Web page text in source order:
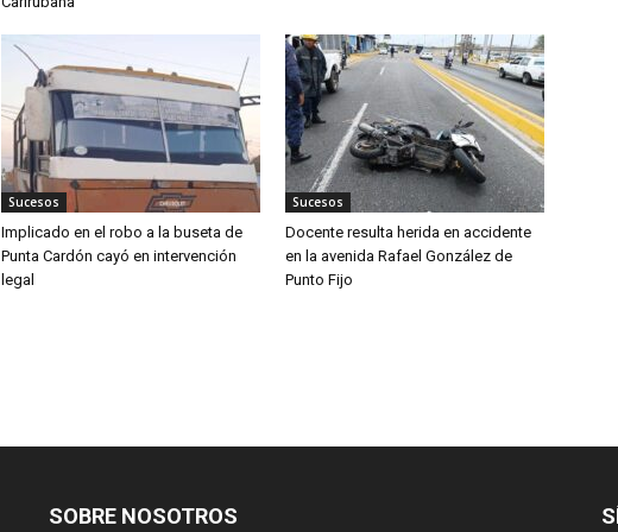
Sucesos
Implicado en el robo a la buseta de
Punta Cardón cayó en intervención
legal
Sucesos
Docente resulta herida en accidente
en la avenida Rafael González de
Punto Fijo
SOBRE NOSOTROS